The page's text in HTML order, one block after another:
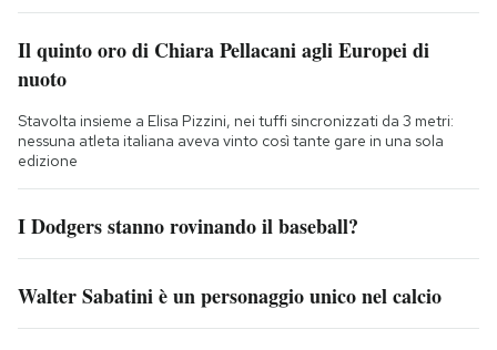
Il quinto oro di Chiara Pellacani agli Europei di
nuoto
Stavolta insieme a Elisa Pizzini, nei tuffi sincronizzati da 3 metri:
nessuna atleta italiana aveva vinto così tante gare in una sola
edizione
I Dodgers stanno rovinando il baseball?
Walter Sabatini è un personaggio unico nel calcio